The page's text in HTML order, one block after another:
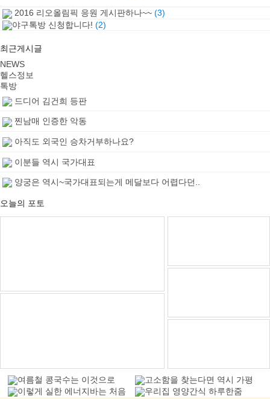
2016 리오올림픽 응원 게시판하나~~ (3)
야구톡방 신청합니다! (2)
최근게시글
NEWS
헬스정보
톡방
드디어 김건희 등판
찐남매 인증한 악동
아직도 외국인 승차거부하나요?
이분들 역시 국가대표
양궁은 역시~국가대표되는게 메달보다 어렵다던..
오늘의 포토
여름철 콩국수는 이것으로
고소함을 찾는다면 역시 가평
잣
이렇게 실한 에너지바는 처음
우리집 영양간식 하루한줌